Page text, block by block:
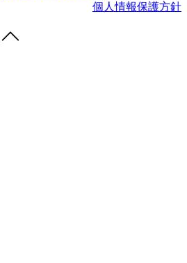
個人情報保護方針